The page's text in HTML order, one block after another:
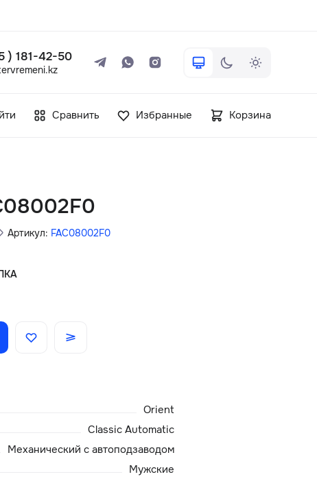
) 181-42-50
Сравнить Избранные Корзина
Артикул: FAC08002F0
Orient
Classic Automatic
Механический с автоподзаводом
Мужские
+7 ( 705 ) 181-42-50
Каталог
Главная